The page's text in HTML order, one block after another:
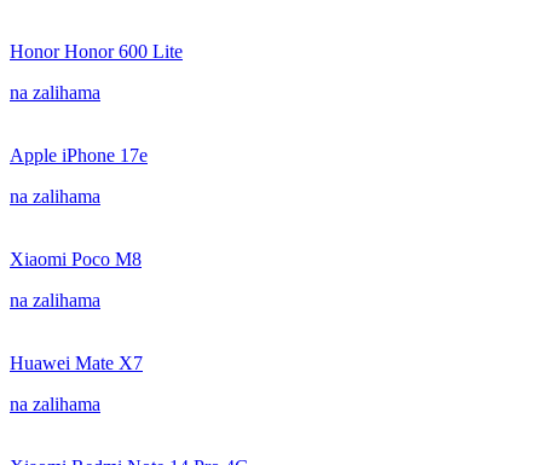
Honor Honor 600 Lite
na zalihama
Apple iPhone 17e
na zalihama
Xiaomi Poco M8
na zalihama
Huawei Mate X7
na zalihama